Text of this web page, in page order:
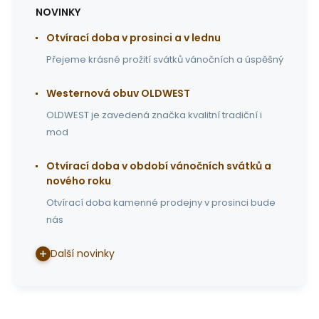
NOVINKY
Otvírací doba v prosinci a v lednu
Přejeme krásné prožití svátků vánočních a úspěšný
Westernová obuv OLDWEST
OLDWEST je zavedená značka kvalitní tradiční i
mod
Otvírací doba v období vánočních svátků a
nového roku
Otvírací doba kamenné prodejny v prosinci bude
nás
Další novinky